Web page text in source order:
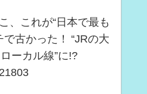
、これが“日本で最も
古かった！ “JRの大
ーカル線”に!?